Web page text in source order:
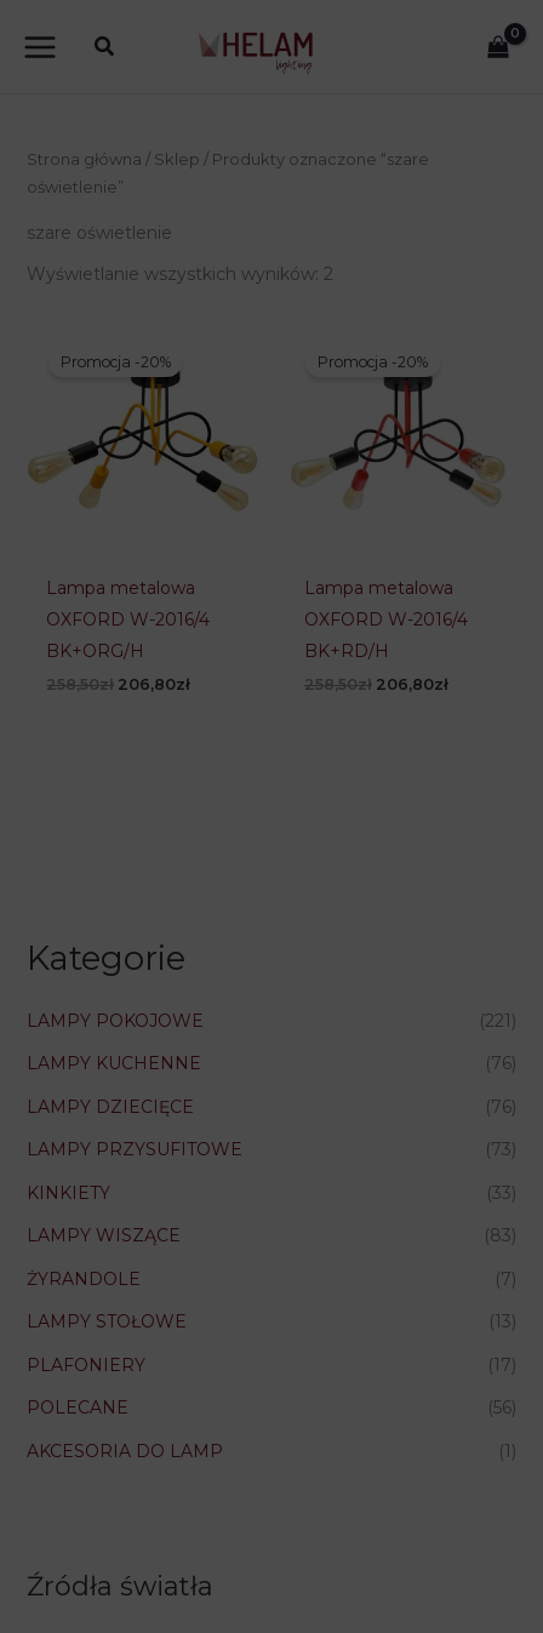
Kategorie
LAMPY POKOJOWE
(221)
LAMPY KUCHENNE
(76)
LAMPY DZIECIĘCE
(76)
LAMPY PRZYSUFITOWE
(73)
KINKIETY
(33)
LAMPY WISZĄCE
(83)
ŻYRANDOLE
(7)
LAMPY STOŁOWE
(13)
PLAFONIERY
(17)
POLECANE
(56)
AKCESORIA DO LAMP
(1)
Źródła światła
Strona główna / Sklep / Produkty oznaczone “szare
oświetlenie”
szare oświetlenie
Wyświetlanie wszystkich wyników: 2
Promocja -20%
Lampa metalowa
OXFORD W-2016/4
BK+ORG/H
258,50zł Pierwotna
206,80złAktualna
Promocja -20%
Lampa metalowa
OXFORD W-2016/4
BK+RD/H
258,50zł Pierwotna
206,80złAktualna